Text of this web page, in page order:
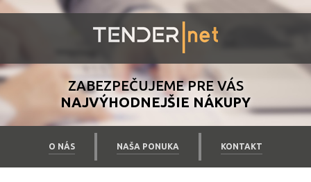
ZABEZPEČUJEME PRE VÁS
NAJVÝHODNEJŠIE NÁKUPY
O NÁS NAŠA PONUKA KONTAKT